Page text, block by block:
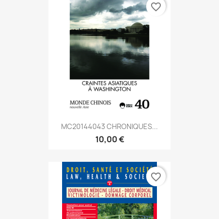
MC20144043 CHRONIQUES...
10,00 €
favorite_border
favorite_border